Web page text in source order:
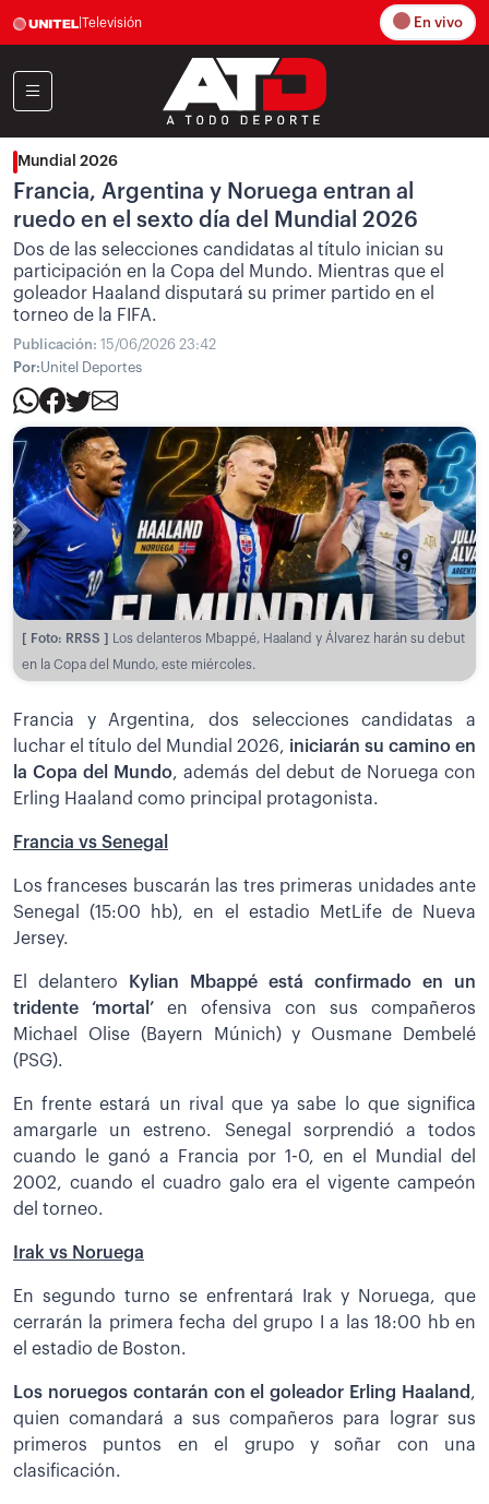
Televisión En vivo
Mundial 2026
Francia, Argentina y Noruega entran al
ruedo en el sexto día del Mundial 2026
Dos de las selecciones candidatas al título inician su
participación en la Copa del Mundo. Mientras que el
goleador Haaland disputará su primer partido en el
torneo de la FIFA.
Publicación: 15/06/2026 23:42
Por:Unitel Deportes
[ Foto: RRSS ]
Los delanteros Mbappé, Haaland y Álvarez harán su debut
en la Copa del Mundo, este miércoles.
Francia y Argentina, dos selecciones candidatas a
luchar el título del Mundial 2026, iniciarán su camino en
la Copa del Mundo, además del debut de Noruega con
Erling Haaland como principal protagonista.
Francia vs Senegal
Los franceses buscarán las tres primeras unidades ante
Senegal (15:00 hb), en el estadio MetLife de Nueva
Jersey.
El delantero
Kylian Mbappé está confirmado en un
tridente ‘mortal’ en ofensiva con sus compañeros
Michael Olise (Bayern Múnich) y Ousmane Dembelé
(PSG).
En frente estará un rival que ya sabe lo que significa
amargarle un estreno. Senegal sorprendió a todos
cuando le ganó a Francia por 1-0, en el Mundial del
2002, cuando el cuadro galo era el vigente campeón
del torneo.
Irak vs Noruega
En segundo turno se enfrentará Irak y Noruega, que
cerrarán la primera fecha del grupo I a las 18:00 hb en
el estadio de Boston.
Los noruegos contarán con el goleador Erling Haaland ,
quien comandará a sus compañeros para lograr sus
primeros puntos en el grupo y soñar con una
clasificación.